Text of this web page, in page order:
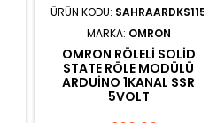
ÜRÜN KODU: SAHRAARDKS115
MARKA: OMRON
OMRON RÖLELI SOLID
STATE RÖLE MODÜLÜ
ARDUINO 1KANAL SSR
5VOLT